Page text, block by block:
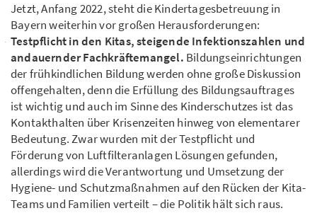
Jetzt, Anfang 2022, steht die Kindertagesbetreuung in
Bayern weiterhin vor großen Herausforderungen:
Testpflicht in den Kitas, steigende Infektionszahlen und
andauernder Fachkräftemangel. Bildungseinrichtungen
der frühkindlichen Bildung werden ohne große Diskussion
offengehalten, denn die Erfüllung des Bildungsauftrages
ist wichtig und auch im Sinne des Kinderschutzes ist das
Kontakthalten über Krisenzeiten hinweg von elementarer
Bedeutung. Zwar wurden mit der Testpflicht und
Förderung von Luftfilteranlagen Lösungen gefunden,
allerdings wird die Verantwortung und Umsetzung der
Hygiene- und Schutzmaßnahmen auf den Rücken der Kita-
Teams und Familien verteilt – die Politik hält sich raus.